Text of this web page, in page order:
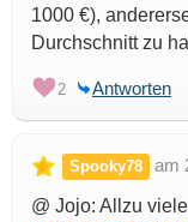
1000 €),
Durchschnitt zu
2 Antworten
Spooky78
am
@ Jojo: Allzu